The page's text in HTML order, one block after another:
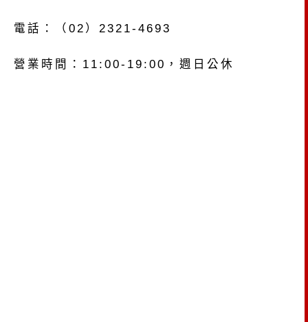
電話：（02）2321-4693
營業時間：11:00-19:00，週日公休